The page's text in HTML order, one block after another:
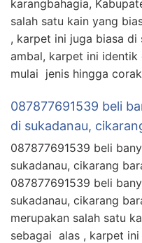
karangbahagia,
salah satu kain yang
, karpet ini juga biasa di
ambal, karpet ini identik
mulai jenis hingga
087877691539 beli
di sukadanau,
087877691539 beli
sukadanau, cikarang
087877691539 beli
sukadanau, cikarang
merupakan salah satu
sebagai alas , karpet